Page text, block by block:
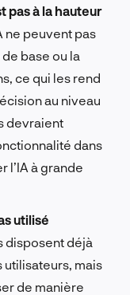
pas à la hauteur
ne peuvent pas
base ou la
ce qui les rend
au niveau
devraient
dans
l’IA à grande
utilisé
disposent déjà
mais
de manière